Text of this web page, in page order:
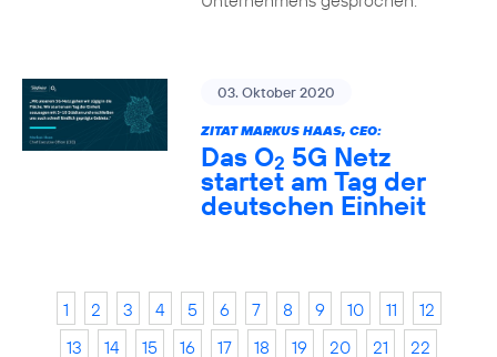
03. Oktober 2020
ZITAT MARKUS HAAS, CEO:
Das O2 5G Netz
startet am Tag der
deutschen Einheit
1 2 3 4 5 6 7 8 9 10 11
12
13
14 15 16 17 18 19 20 21
22